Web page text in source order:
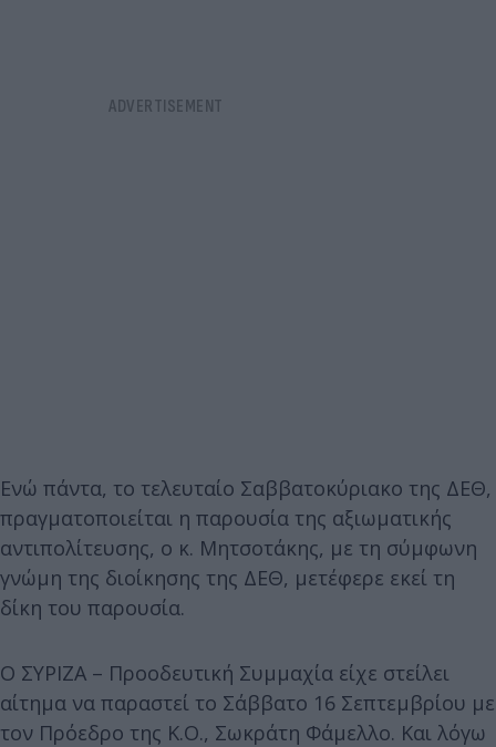
Ενώ πάντα, το τελευταίο Σαββατοκύριακο της ΔΕΘ,
πραγματοποιείται η παρουσία της αξιωματικής
αντιπολίτευσης, ο κ. Μητσοτάκης, με τη σύμφωνη
γνώμη της διοίκησης της ΔΕΘ, μετέφερε εκεί τη
δίκη του παρουσία.
Ο ΣΥΡΙΖΑ – Προοδευτική Συμμαχία είχε στείλει
αίτημα να παραστεί το Σάββατο 16 Σεπτεμβρίου με
τον Πρόεδρο της Κ.Ο., Σωκράτη Φάμελλο. Και λόγω